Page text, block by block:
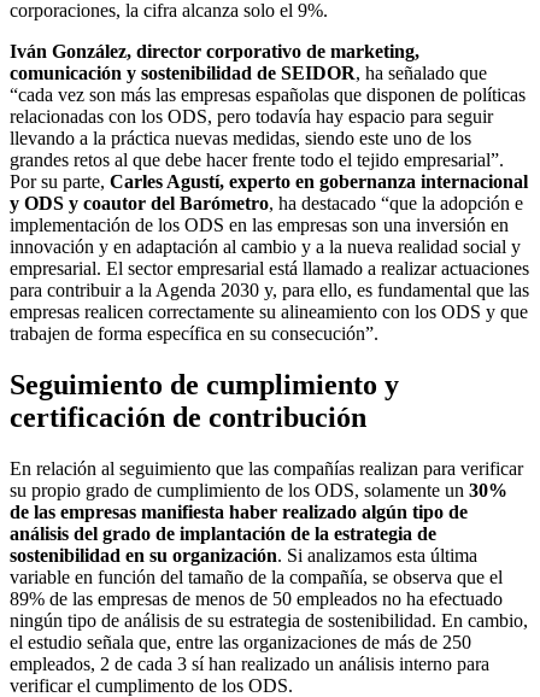
corporaciones, la cifra alcanza solo el 9%.
Iván González, director corporativo de marketing,
comunicación y sostenibilidad de SEIDOR, ha señalado que
“cada vez son más las empresas españolas que disponen de políticas
relacionadas con los ODS, pero todavía hay espacio para seguir
llevando a la práctica nuevas medidas, siendo este uno de los
grandes retos al que debe hacer frente todo el tejido empresarial”.
Por su parte, Carles Agustí, experto en gobernanza internacional
y ODS y coautor del Barómetro, ha destacado “que la adopción e
implementación de los ODS en las empresas son una inversión en
innovación y en adaptación al cambio y a la nueva realidad social y
empresarial. El sector empresarial está llamado a realizar actuaciones
para contribuir a la Agenda 2030 y, para ello, es fundamental que las
empresas realicen correctamente su alineamiento con los ODS y que
trabajen de forma específica en su consecución”.
Seguimiento de cumplimiento y
certificación de contribución
En relación al seguimiento que las compañías realizan para verificar
su propio grado de cumplimiento de los ODS, solamente un 30%
de las empresas manifiesta haber realizado algún tipo de
análisis del grado de implantación de la estrategia de
sostenibilidad en su organización. Si analizamos esta última
variable en función del tamaño de la compañía, se observa que el
89% de las empresas de menos de 50 empleados no ha efectuado
ningún tipo de análisis de su estrategia de sostenibilidad. En cambio,
el estudio señala que, entre las organizaciones de más de 250
empleados, 2 de cada 3 sí han realizado un análisis interno para
verificar el cumplimento de los ODS.